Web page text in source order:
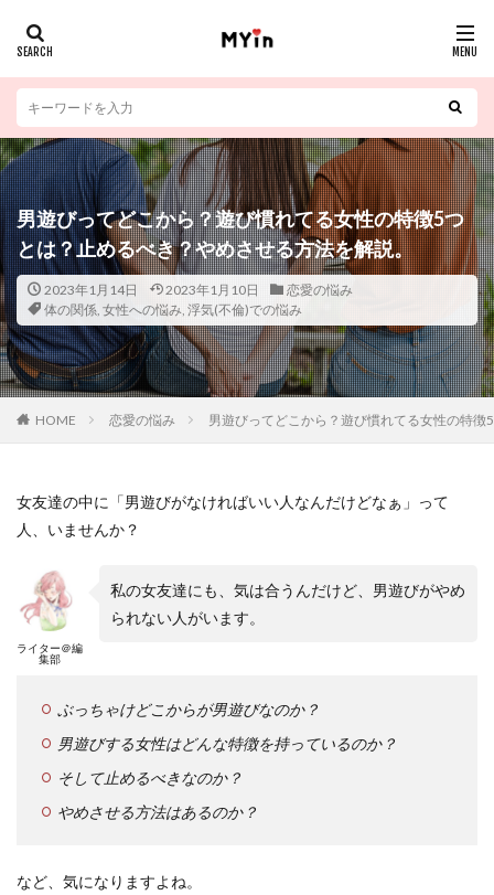
男遊びってどこから？遊び慣れてる女性の特徴5つ
とは？止めるべき？やめさせる方法を解説。
2023年1月14日 2023年1月10日
恋愛の悩み
体の関係, 女性への悩み, 浮気(不倫)での悩み
HOME 恋愛の悩み 男遊びってどこから？遊び慣れてる女性の特
女友達の中に「男遊びがなければいい人なんだけどなぁ」って
人、いませんか？
ライター＠編
集部
私の女友達にも、気は合うんだけど、男遊びがやめ
られない人がいます。
ぶっちゃけどこからが男遊びなのか？
男遊びする女性はどんな特徴を持っているのか？
そして止めるべきなのか？
やめさせる方法はあるのか？
など、気になりますよね。